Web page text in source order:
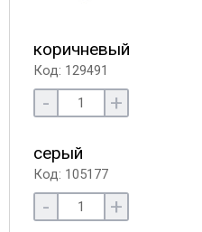
коричневый
Код: 129491
- +
серый
Код: 105177
- +